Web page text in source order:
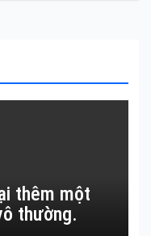
thêm một
thường.